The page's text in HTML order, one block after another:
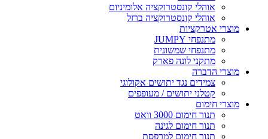
אוהלי קונסטרוקציה אלומיניום
אוהלי קונסטרוקציה ברזל
מוצרי אטרקציות
מתנפחי JUMPY
מתנפחי שמשונית
מתקני לונה פארק
מוצרי הדברה
צמידים נגד יתושים אקולוגי
קטלני יתושים / מעופפים
מוצרי חימום
תנור חימום 3000 וואט
תנור חימום לגינה
תנור חימום למרפסת